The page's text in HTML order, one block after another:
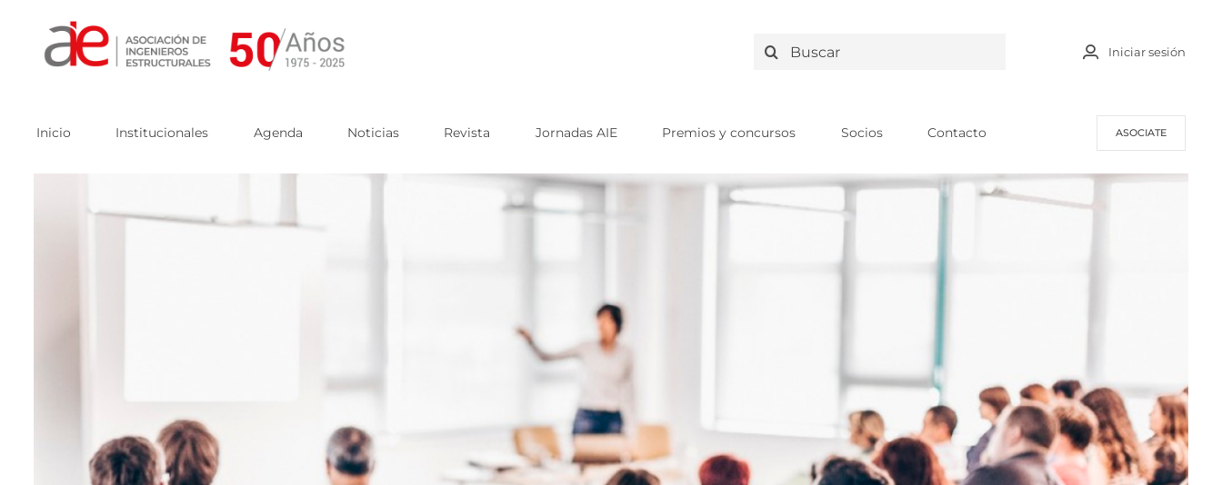
content
Search
Iniciar sesión
Inicio Institucionales Agenda Noticias Revista Jornadas AIE Premios y concursos Socios Contacto ASOCIATE